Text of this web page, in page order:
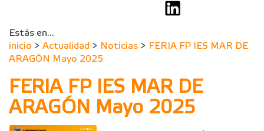
Estás en...
inicio > Actualidad > Noticias > FERIA FP IES MAR DE
ARAGÓN Mayo 2025
FERIA FP IES MAR DE
ARAGÓN Mayo 2025